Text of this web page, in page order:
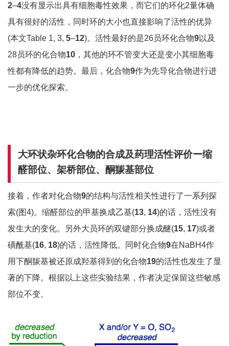
2–4没有显示出具有细胞毒性效果，而它们的环化2量体确
具有很好的活性，同时环的大小也直接影响了活性的优异
(本文Table 1, 3, 5–12)。活性最好的是26员环化合物9以及
28员环的化合物10 ，其他的环不管变大还是变小其细胞毒
性都有降低的趋势。最后，化合物9作为先导化合物进行进
一步的优化探索。
大环状杂环化合物的合成及药理活性评价ー缩
醛部位、架桥部位、酮羰基部位
接着，作者对化合物9的结构与活性相关性进行了一系列探
索(图4)。缩醛部位的甲基换成乙基(13, 14)的话，活性没有
发生大的变化。另外大员环的双键部分换成醚(15, 17)或者
磺酰基(16, 18)的话，活性降低。同时化合物9在NaBH4作
用下酮羰基被还原成羟基得到的化合物19的活性也发生了显
著的下降。根据以上这些实验结果，作者决定保留这些敏感
部位不变。